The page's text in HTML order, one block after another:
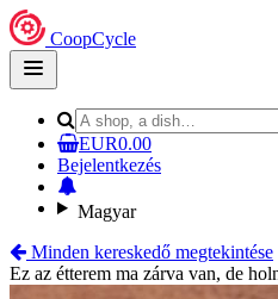
CoopCycle
Open
main
EUR0.00
Bejelentkezés
Magyar
Minden kereskedő megtekintése
Ez az étterem ma zárva van, de